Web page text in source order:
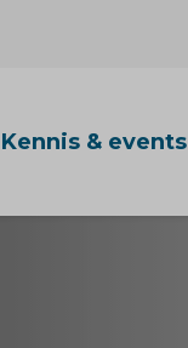
Kennis & events